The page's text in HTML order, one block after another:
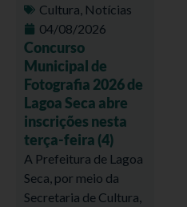
Cultura, Notícias
04/08/2026
Concurso
Municipal de
Fotografia 2026 de
Lagoa Seca abre
inscrições nesta
terça-feira (4)
A Prefeitura de Lagoa
Seca, por meio da
Secretaria de Cultura,